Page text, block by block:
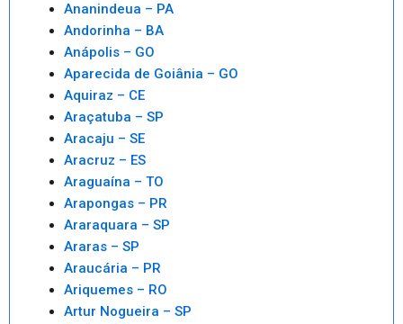
Ananindeua – PA
Andorinha – BA
Anápolis – GO
Aparecida de Goiânia – GO
Aquiraz – CE
Araçatuba – SP
Aracaju – SE
Aracruz – ES
Araguaína – TO
Arapongas – PR
Araraquara – SP
Araras – SP
Araucária – PR
Ariquemes – RO
Artur Nogueira – SP